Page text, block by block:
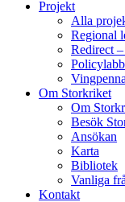
Projekt
Alla
Regional
Redirect
Om Storkriket
Om
Besök
Ansökan
Karta
Bibliotek
Vanliga
Kontakt